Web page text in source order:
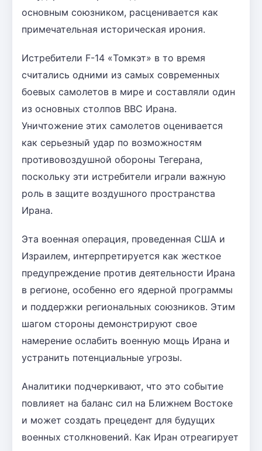
основным союзником, расценивается как
примечательная историческая ирония.
Истребители F-14 «Томкэт» в то время
считались одними из самых современных
боевых самолетов в мире и составляли один
из основных столпов ВВС Ирана.
Уничтожение этих самолетов оценивается
как серьезный удар по возможностям
противовоздушной обороны Тегерана,
поскольку эти истребители играли важную
роль в защите воздушного пространства
Ирана.
Эта военная операция, проведенная США и
Израилем, интерпретируется как жесткое
предупреждение против деятельности Ирана
в регионе, особенно его ядерной программы
и поддержки региональных союзников. Этим
шагом стороны демонстрируют свое
намерение ослабить военную мощь Ирана и
устранить потенциальные угрозы.
Аналитики подчеркивают, что это событие
повлияет на баланс сил на Ближнем Востоке
и может создать прецедент для будущих
военных столкновений. Как Иран отреагирует